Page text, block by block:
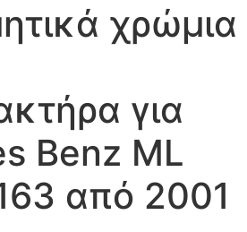
χρώμια
για
Benz ML
από 2001